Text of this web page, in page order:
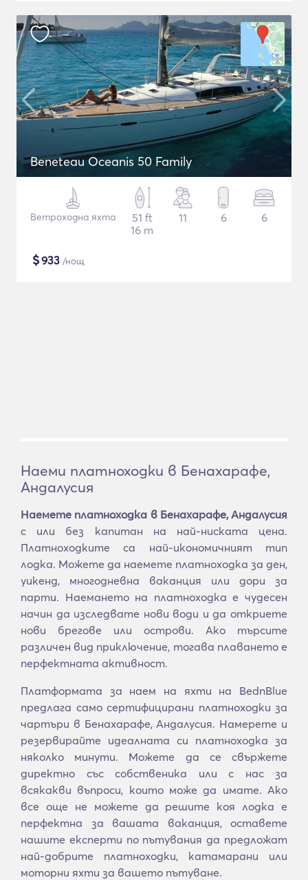
Beneteau Oceanis 50 Family
Ветроходна яхта
51 ft
16 m
11 6 6
$933 /нощ
Наеми платноходки в Бенахарафе,
Андалусия
Наемете платноходка в Бенахарафе, Андалусия
с или без капитан на най-ниската цена.
Платноходките са най-икономичният тип
лодка. Можете да наемете платноходка за ден,
уикенд, многодневна ваканция или дори за
парти. Наемането на платноходка е чудесен
начин да изследвате нови води и да откриете
нови брегове или острови. Ако търсите
различен вид приключение, тогава плаването е
перфектната активност.
Платформата за наем на яхти на BednBlue
предлага само сертифицирани платноходки за
чартъри в Бенахарафе, Андалусия. Намерете и
резервирайте идеалната си платноходка за
няколко минути. Можете да се свържете
директно със собственика или с нас за
всякакви въпроси, които може да имате. Ако
все още не можете да решите коя лодка е
перфектна за вашата ваканция, оставете
нашите експерти по пътувания да предложат
най-добрите платноходки, катамарани или
моторни яхти за вашето пътуване.